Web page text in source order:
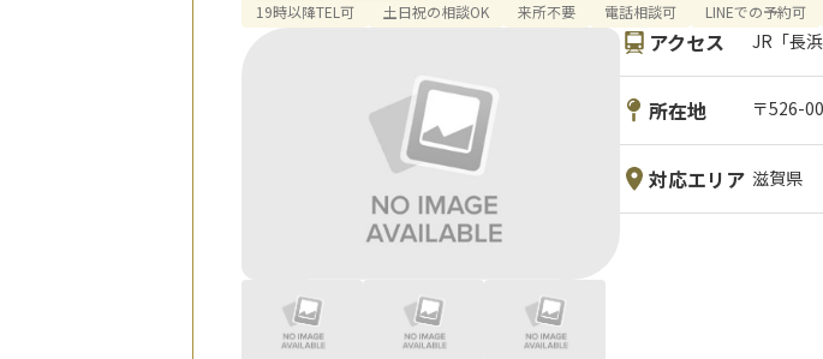
19時以降TEL可
土日祝の相談OK 来所不要 電話相談可 LINEでの予約可
アクセス JR「長
所在地 〒526-
対応エリア 滋賀県